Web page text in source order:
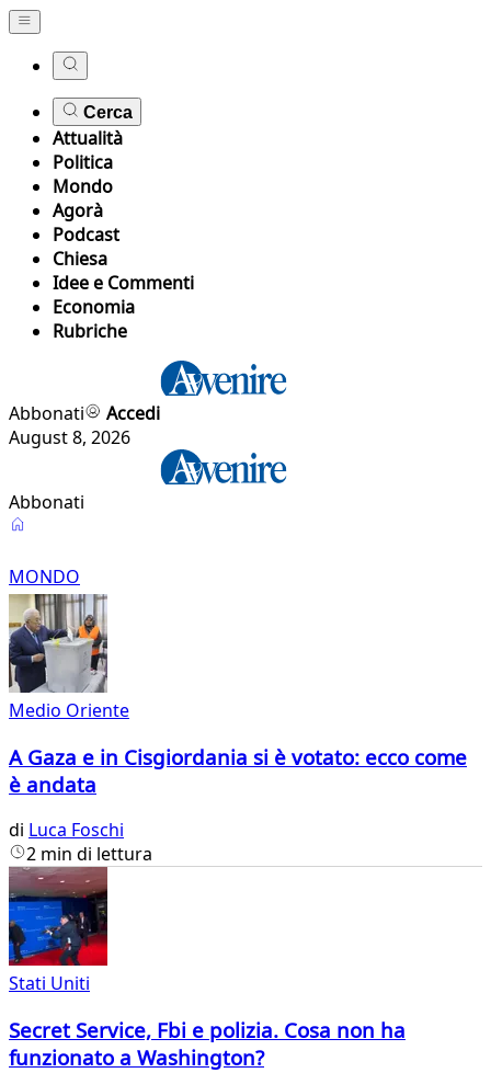
Cerca
Attualità
Politica
Mondo
Agorà
Podcast
Chiesa
Idee e Commenti
Economia
Rubriche
Abbonati
Accedi
August 8, 2026
Abbonati
Mondo
MONDO
Medio Oriente
A Gaza e in Cisgiordania si è votato: ecco come
è andata
di Luca Foschi
2 min di lettura
Stati Uniti
Secret Service, Fbi e polizia. Cosa non ha
funzionato a Washington?